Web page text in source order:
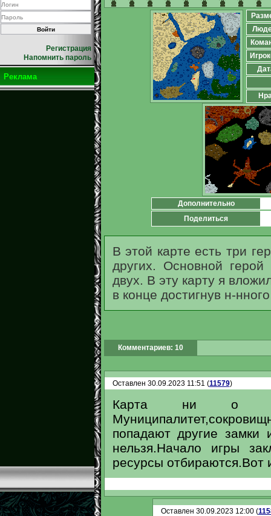
Регистрация
Напомнить пароль
Реклама
Дополнительно
Поделиться
В этой карте есть три
других. Основной
двух. В эту карту я
в конце достигнув н-
Комментариев: 10
Оставлен 30.09.2023 11:51 (11579)
Карта ни о
попадают другие замки
нельзя.Начало игры
ресурсы отбираются.Вот
Оставлен 30.09.2023 12:00 (